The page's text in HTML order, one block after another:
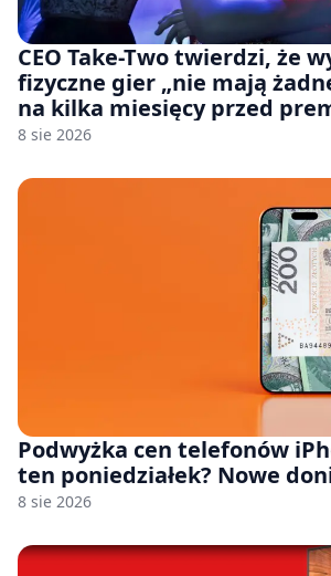
CEO Take-Two twierdzi, że
fizyczne gier „nie mają
na kilka miesięcy przed
8 sie 2026
Podwyżka cen telefonów
ten poniedziałek? Nowe
8 sie 2026